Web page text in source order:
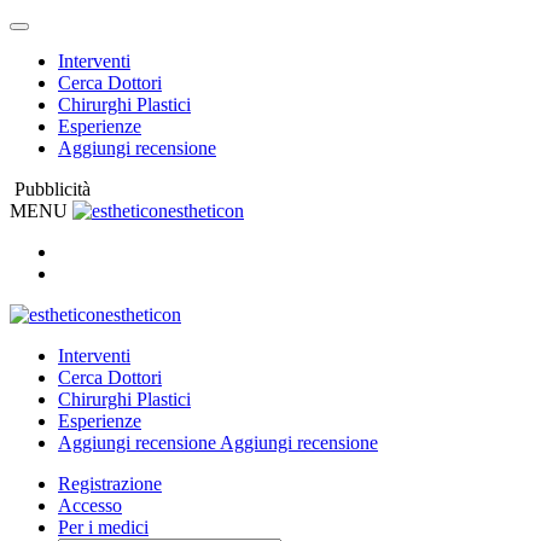
Interventi
Cerca Dottori
Chirurghi Plastici
Esperienze
Aggiungi recensione
Pubblicità
MENU
estheticon
estheticon
Interventi
Cerca Dottori
Chirurghi Plastici
Esperienze
Aggiungi recensione Aggiungi recensione
Registrazione
Accesso
Per i medici